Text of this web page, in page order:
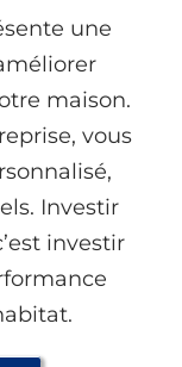
une
maison.
vous
Investir
investir